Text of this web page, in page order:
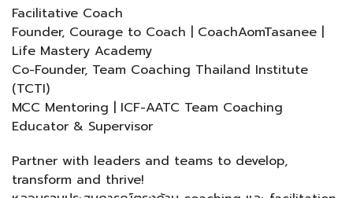
Facilitative Coach
Founder, Courage to Coach | CoachAomTasanee |
Life Mastery Academy
Co-Founder, Team Coaching Thailand Institute
(TCTI)
MCC Mentoring | ICF-AATC Team Coaching
Educator & Supervisor
Partner with leaders and teams to develop,
transform and thrive!